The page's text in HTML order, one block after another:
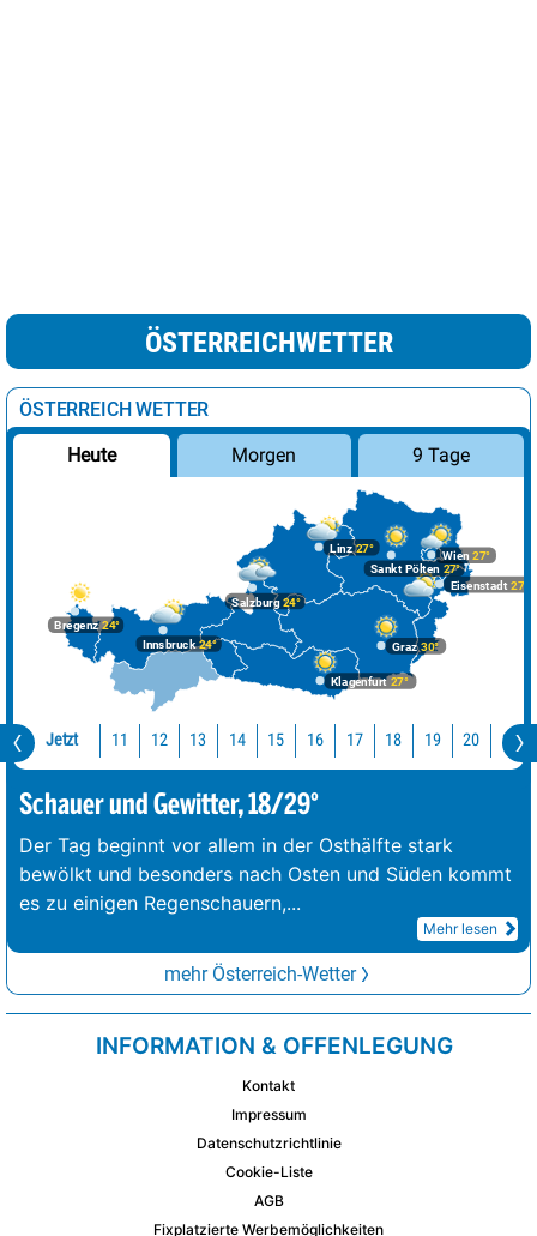
ÖSTERREICHWETTER
ÖSTERREICH WETTER
Heute Morgen 9 Tage
Bregenz24°
Graz30°
Innsbruck24°
Klagenfurt 27°
Linz27°
Salzburg24°
Wien 27°
Eisenstadt 27°
Sankt Pölten 27°
Jetzt 11 12 13 14 15 16 17 18 19 20 21
Schauer und Gewitter, 18/29°
Der Tag beginnt vor allem in der Osthälfte stark
bewölkt und besonders nach Osten und Süden kommt
es zu einigen Regenschauern,...
Mehr lesen
mehr Österreich-Wetter
INFORMATION & OFFENLEGUNG
Kontakt
Impressum
Datenschutzrichtlinie
Cookie-Liste
AGB
Fixplatzierte Werbemöglichkeiten